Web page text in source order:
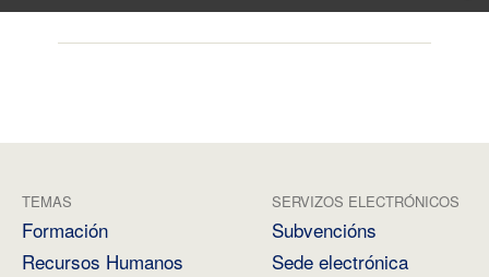
TEMAS
Formación
Recursos Humanos
SERVIZOS ELECTRÓNICOS
Subvencións
Sede electrónica